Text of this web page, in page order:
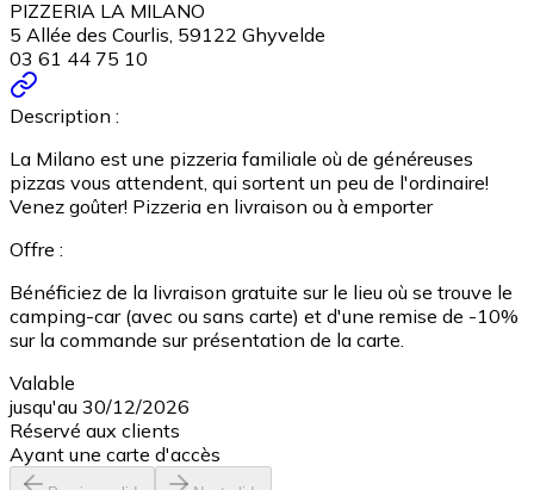
PIZZERIA LA MILANO
5 Allée des Courlis, 59122 Ghyvelde
03 61 44 75 10
Description :
La Milano est une pizzeria familiale où de généreuses
pizzas vous attendent, qui sortent un peu de l'ordinaire!
Venez goûter! Pizzeria en livraison ou à emporter
Offre :
Bénéficiez de la livraison gratuite sur le lieu où se trouve le
camping-car (avec ou sans carte) et d'une remise de -10%
sur la commande sur présentation de la carte.
Valable
jusqu'au 30/12/2026
Réservé aux clients
Ayant une carte d'accès